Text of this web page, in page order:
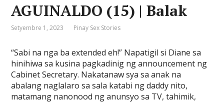
AGUINALDO (15) | Balak
Setyembre 1, 2023 Pinay Sex Stories
“Sabi na nga ba extended eh!” Napatigil si Diane sa
hinihiwa sa kusina pagkadinig ng announcement ng
Cabinet Secretary. Nakatanaw sya sa anak na
abalang naglalaro sa sala katabi ng daddy nito,
matamang nanonood ng anunsyo sa TV, tahimik,